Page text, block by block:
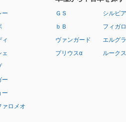
ー
ィ
ェ
ー
ー
ァロメオ
ＧＳ
ｂＢ
ヴァンガード
プリウスα
シルビア
フィガロ
エルグ
ルークス